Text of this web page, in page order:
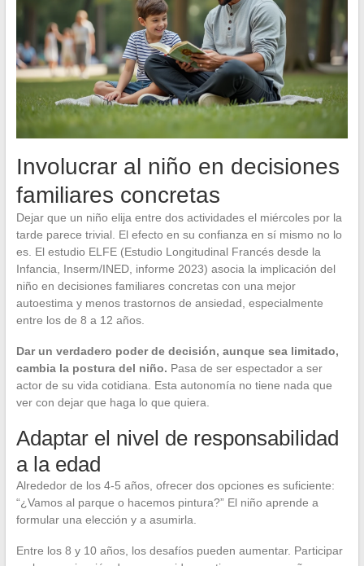
Involucrar al niño en decisiones
familiares concretas
Dejar que un niño elija entre dos actividades el miércoles por la
tarde parece trivial. El efecto en su confianza en sí mismo no lo
es. El estudio ELFE (Estudio Longitudinal Francés desde la
Infancia, Inserm/INED, informe 2023) asocia la implicación del
niño en decisiones familiares concretas con una mejor
autoestima y menos trastornos de ansiedad, especialmente
entre los de 8 a 12 años.
Dar un verdadero poder de decisión, aunque sea limitado,
cambia la postura del niño. Pasa de ser espectador a ser
actor de su vida cotidiana. Esta autonomía no tiene nada que
ver con dejar que haga lo que quiera.
Adaptar el nivel de responsabilidad
a la edad
Alrededor de los 4-5 años, ofrecer dos opciones es suficiente:
“¿Vamos al parque o hacemos pintura?” El niño aprende a
formular una elección y a asumirla.
Entre los 8 y 10 años, los desafíos pueden aumentar. Participar